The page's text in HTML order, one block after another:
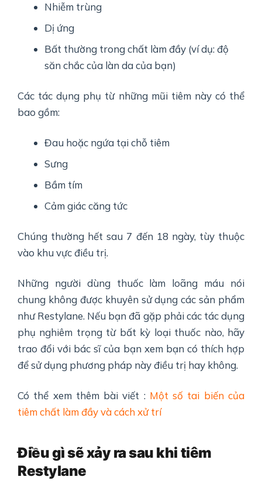
Nhiễm trùng
Dị ứng
Bất thường trong chất làm đầy (ví dụ: độ
săn chắc của làn da của bạn)
Các tác dụng phụ từ những mũi tiêm này có thể
bao gồm:
Đau hoặc ngứa tại chỗ tiêm
Sưng
Bầm tím
Cảm giác căng tức
Chúng thường hết sau 7 đến 18 ngày, tùy thuộc
vào khu vực điều trị.
Những người dùng thuốc làm loãng máu nói
chung không được khuyên sử dụng các sản phẩm
như Restylane. Nếu bạn đã gặp phải các tác dụng
phụ nghiêm trọng từ bất kỳ loại thuốc nào, hãy
trao đổi với bác sĩ của bạn xem bạn có thích hợp
để sử dụng phương pháp này điều trị hay không.
Có thể xem thêm bài viết : Một số tai biến của
tiêm chất làm đầy và cách xử trí
Điều gì sẽ xảy ra sau khi tiêm
Restylane